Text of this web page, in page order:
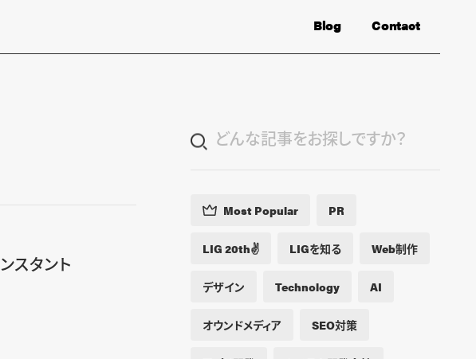
Contact
Blog
スタント
Most Popular PR
LIG 20th✌️ LIGを知る Web制作
デザイン Technology AI
オウンドメディア SEO対策